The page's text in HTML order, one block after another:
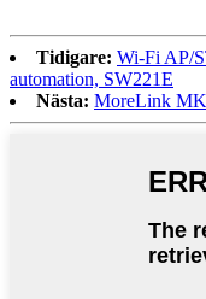
Tidigare: Wi-Fi AP/
automation, SW221E
Nästa: MoreLink